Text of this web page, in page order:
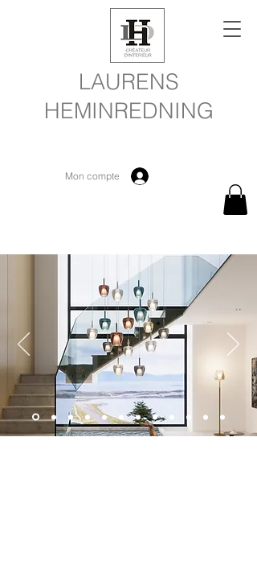
LAURENS
HEMINREDNING
Mon compte